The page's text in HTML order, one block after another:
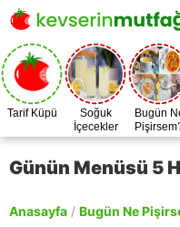
Tarif Küpü
Soğuk
İçecekler
Bugün
Günün Menüsü 5
Anasayfa / Bugün Ne